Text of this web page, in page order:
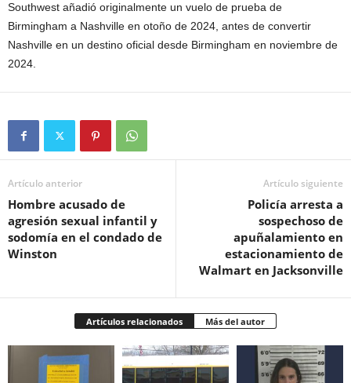
Southwest añadió originalmente un vuelo de prueba de
Birmingham a Nashville en otoño de 2024, antes de convertir
Nashville en un destino oficial desde Birmingham en noviembre de
2024.
Artículo anterior
Hombre acusado de
agresión sexual infantil y
sodomía en el condado de
Winston
Artículo siguiente
Policía arresta a
sospechoso de
apuñalamiento en
estacionamiento de
Walmart en Jacksonville
Artículos relacionados Más del autor